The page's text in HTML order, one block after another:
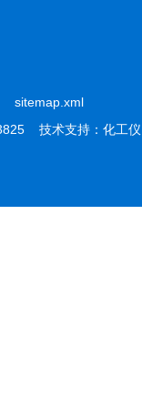
sitemap.xml
技术支持： 化工仪